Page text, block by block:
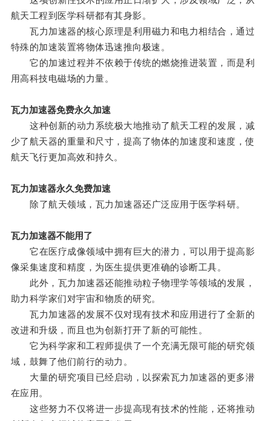
航天工程到医学科研都有其身影。
瓦力加速器的核心原理是利用磁力和电力相结合，通过
特殊的加速装置将物体迅速推向极速。
它的加速过程并不依赖于传统的燃烧推进装置，而是利
用高科技电磁场的力量。
瓦力加速器免费永久加速
这种创新的动力系统极大地推动了航天工程的发展，减
少了航天器的重量和尺寸，提高了物体的加速度和速度，使
航天飞行更加高效和持久。
瓦力加速器永久免费加速
除了航天领域，瓦力加速器还广泛应用于医学科研。
瓦力加速器不能用了
它在医疗成像领域中拥有巨大的潜力，可以用于提高影
像采集速度和精度，为医生提供更准确的诊断工具。
此外，瓦力加速器还能推动粒子物理学等领域的发展，
助力科学家们对宇宙和物质的研究。
瓦力加速器的发展不仅对现有技术和应用进行了全新的
改进和升级，而且也为创新打开了新的可能性。
它为科学家和工程师提供了一个充满无限可能的研究领
域，鼓舞了他们前行的动力。
大量的研究项目已经启动，以探索瓦力加速器的更多潜
在应用。
这些努力不仅将进一步提高现有技术的性能，还将推动